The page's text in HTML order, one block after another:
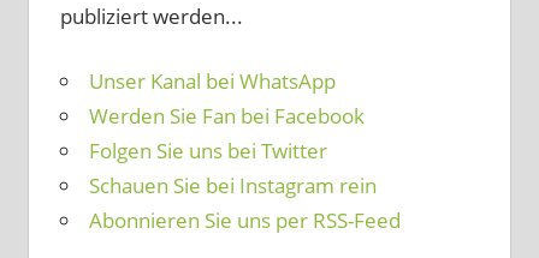
publiziert werden...
Unser Kanal bei WhatsApp
Werden Sie Fan bei Facebook
Folgen Sie uns bei Twitter
Schauen Sie bei Instagram rein
Abonnieren Sie uns per RSS-Feed